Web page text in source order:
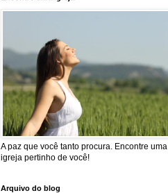
A paz que você tanto procura. Encontre uma
igreja pertinho de você!
Arquivo do blog